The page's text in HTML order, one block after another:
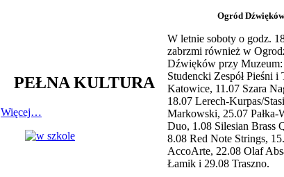
PEŁNA KULTURA
Więcej…
Ogród Dźwięków
W letnie soboty o godz.
zabrzmi również w
Dźwięków przy
Studencki Zespół Pieśni i
Katowice, 11.07 Szara
18.07 Lerech-Kurpas/
Markowski, 25.07 Pałka-
Duo, 1.08 Silesian Brass
8.08 Red Note Strings,
AccoArte, 22.08 Olaf
Łamik i 29.08 Traszno.